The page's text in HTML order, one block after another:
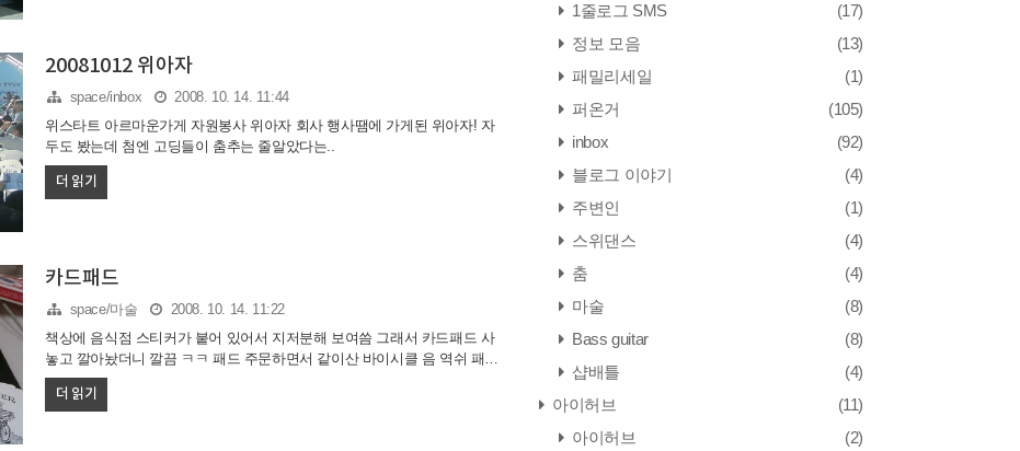
20081012 위아자
space/inbox
2008. 10. 14. 11:44
위스타트 아르마운가게 자원봉사 위아자 회사 행사땜에 가게된 위아자! 자
두도 봤는데 첨엔 고딩들이 춤추는 줄알았다는..
더 읽기
카드패드
space/마술
2008. 10. 14. 11:22
책상에 음식점 스티커가 붙어 있어서 지저분해 보여씀 그래서 카드패드 사
놓고 깔아놨더니 깔끔 ㅋㅋ 패드 주문하면서 같이산 바이시클 음 역쉬 패드
에서해야 잘되는군 . ㅋㅋ 작은싸이즈라서 초큼 아쉽 ㅋㅋ
더 읽기
1줄로그 SMS
(17)
정보 모음
(13)
패밀리세일
(1)
퍼온거
(105)
inbox
(92)
블로그 이야기
(4)
주변인
(1)
스위댄스
(4)
춤
(4)
마술
(8)
Bass guitar
(8)
샵배틀
(4)
아이허브
(11)
아이허브
(2)